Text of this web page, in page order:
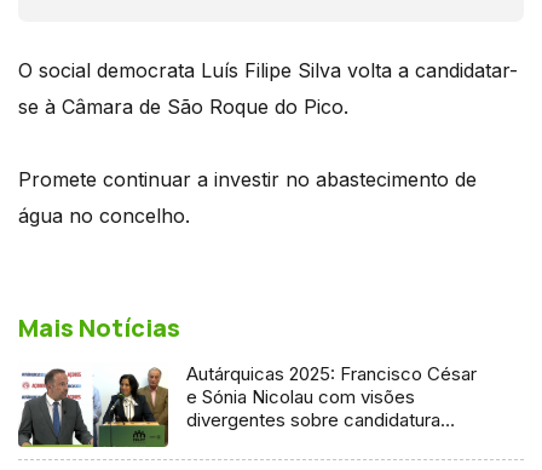
O social democrata Luís Filipe Silva volta a candidatar-
se à Câmara de São Roque do Pico.
Promete continuar a investir no abastecimento de
água no concelho.
Mais Notícias
Autárquicas 2025: Francisco César
e Sónia Nicolau com visões
divergentes sobre candidatura